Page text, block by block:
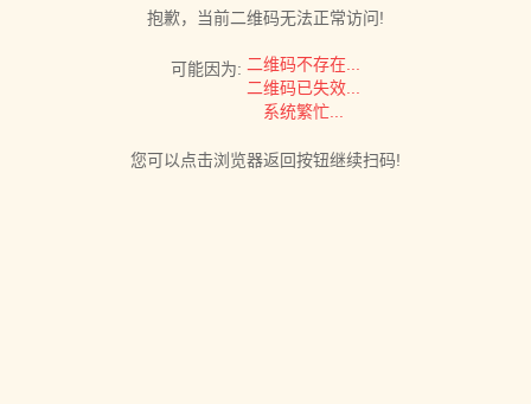
抱歉，当前二维码无法正常访问!
可能因为: 二维码不存在...
二维码已失效...
系统繁忙...
您可以点击浏览器返回按钮继续扫码!